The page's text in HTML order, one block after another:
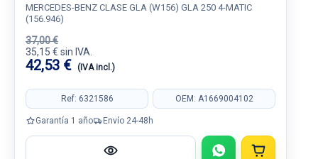
MERCEDES-BENZ CLASE GLA (W156) GLA 250 4-MATIC
(156.946)
37,00 €
35,15 € sin IVA.
42,53 € (IVA incl.)
Ref: 6321586 OEM: A1669004102
Garantía 1 año Envío 24-48h